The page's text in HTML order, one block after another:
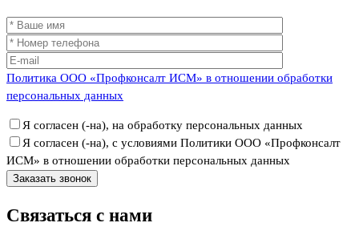
Политика ООО «Профконсалт ИСМ» в отношении обработки
персональных данных
Я согласен (-на), на обработку персональных данных
Я согласен (-на), с условиями Политики ООО «Профконсалт
ИСМ» в отношении обработки персональных данных
Связаться с нами